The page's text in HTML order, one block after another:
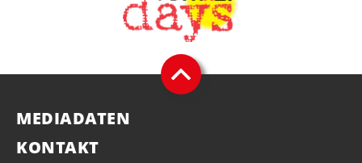
MEDIADATEN
KONTAKT